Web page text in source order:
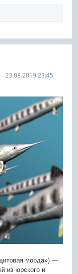
23.08.2019 23:45
морда») —
из юрского и